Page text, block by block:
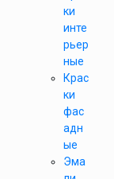
ки
инте
рьер
ные
Крас
ки
фас
адн
ые
Эма